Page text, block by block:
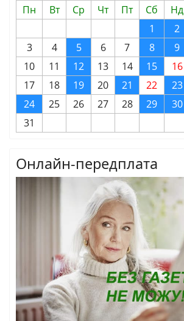
Пн
Вт Ср Чт Пт Сб
Нд
1
2
3
4 5 6 7 8
9
10
11 12 13 14 15
16
17
18 19 20 21 22
23
24
25 26 27 28 29
30
31
Онлайн-передплата